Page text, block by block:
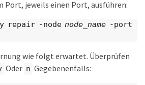
Port, jeweils einen Port, ausführen:
repair -nodenode_name -port
wie folgt erwartet. Überprüfen
Oder n Gegebenenfalls: